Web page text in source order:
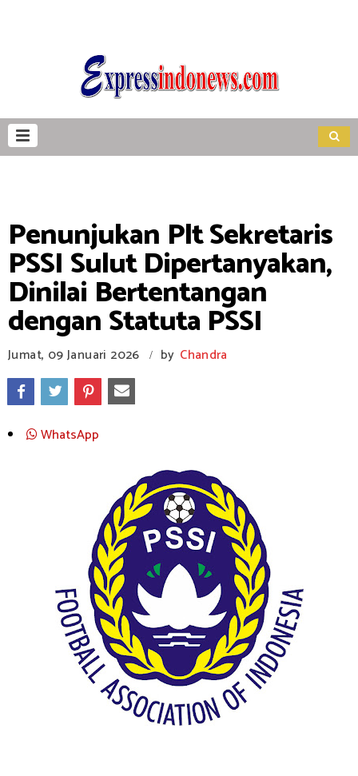
Penunjukan Plt Sekretaris
PSSI Sulut Dipertanyakan,
Dinilai Bertentangan
dengan Statuta PSSI
Jumat, 09 Januari 2026 / by Chandra
WhatsApp